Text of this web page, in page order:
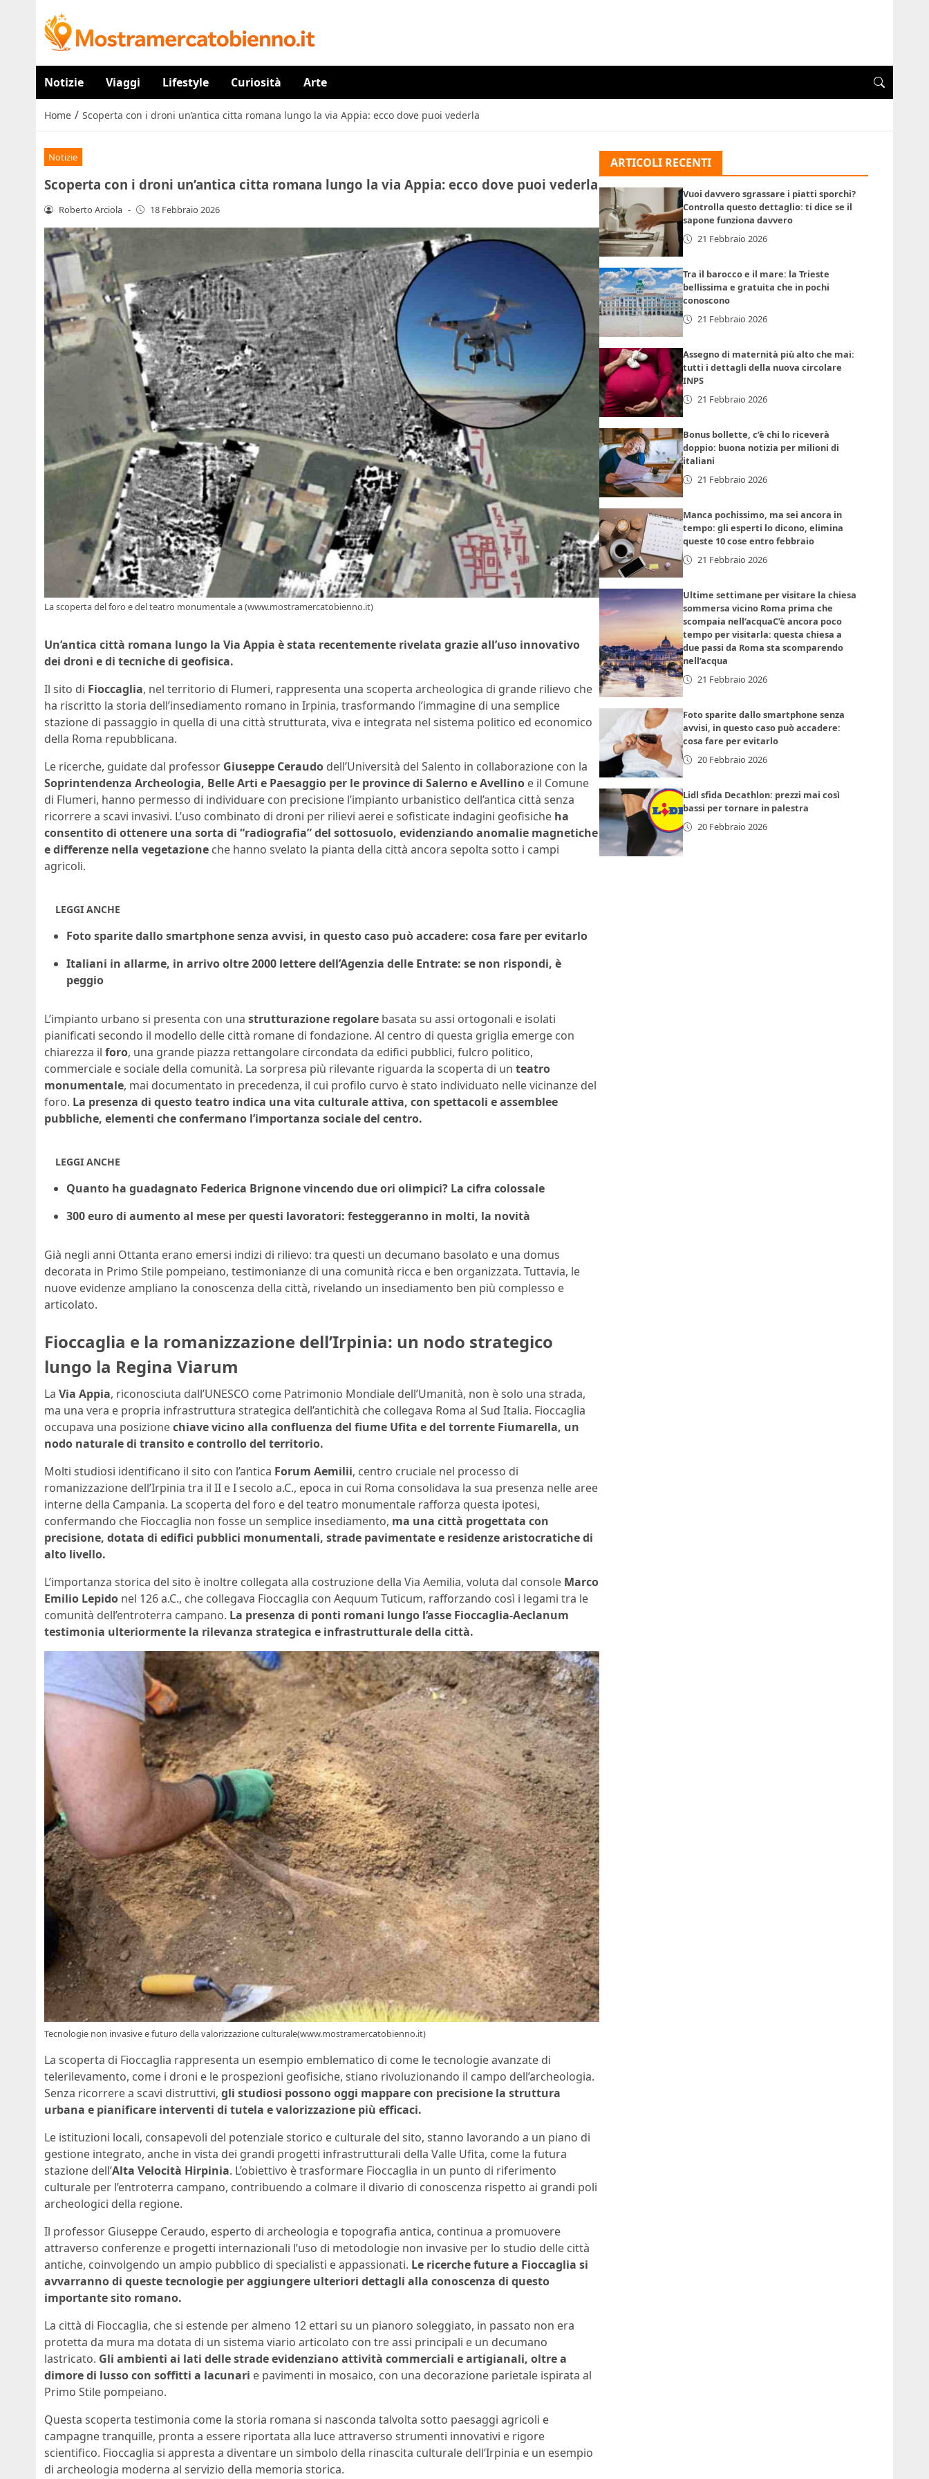
Notizie Viaggi Lifestyle Curiosità Arte
Home / Scoperta con i droni un’antica citta romana lungo la via Appia: ecco dove puoi vederla
Notizie
Scoperta con i droni un’antica citta romana lungo la via Appia: ecco dove puoi vederla
Roberto Arciola - 18 Febbraio 2026
La scoperta del foro e del teatro monumentale a (www.mostramercatobienno.it)
Un’antica città romana lungo la Via Appia è stata recentemente rivelata grazie all’uso innovativo
dei droni e di tecniche di geofisica.
Il sito di Fioccaglia, nel territorio di Flumeri, rappresenta una scoperta archeologica di grande rilievo che
ha riscritto la storia dell’insediamento romano in Irpinia, trasformando l’immagine di una semplice
stazione di passaggio in quella di una città strutturata, viva e integrata nel sistema politico ed economico
della Roma repubblicana.
Le ricerche, guidate dal professor Giuseppe Ceraudo dell’Università del Salento in collaborazione con la
Soprintendenza Archeologia, Belle Arti e Paesaggio per le province di Salerno e Avellino e il Comune
di Flumeri, hanno permesso di individuare con precisione l’impianto urbanistico dell’antica città senza
ricorrere a scavi invasivi. L’uso combinato di droni per rilievi aerei e sofisticate indagini geofisiche ha
consentito di ottenere una sorta di “radiografia” del sottosuolo, evidenziando anomalie magnetiche
e differenze nella vegetazione che hanno svelato la pianta della città ancora sepolta sotto i campi
agricoli.
LEGGI ANCHE
Foto sparite dallo smartphone senza avvisi, in questo caso può accadere: cosa fare per evitarlo
Italiani in allarme, in arrivo oltre 2000 lettere dell’Agenzia delle Entrate: se non rispondi, è
peggio
L’impianto urbano si presenta con una strutturazione regolare basata su assi ortogonali e isolati
pianificati secondo il modello delle città romane di fondazione. Al centro di questa griglia emerge con
chiarezza il foro, una grande piazza rettangolare circondata da edifici pubblici, fulcro politico,
commerciale e sociale della comunità. La sorpresa più rilevante riguarda la scoperta di un teatro
monumentale, mai documentato in precedenza, il cui profilo curvo è stato individuato nelle vicinanze del
foro. La presenza di questo teatro indica una vita culturale attiva, con spettacoli e assemblee
pubbliche, elementi che confermano l’importanza sociale del centro.
LEGGI ANCHE
Quanto ha guadagnato Federica Brignone vincendo due ori olimpici? La cifra colossale
300 euro di aumento al mese per questi lavoratori: festeggeranno in molti, la novità
Già negli anni Ottanta erano emersi indizi di rilievo: tra questi un decumano basolato e una domus
decorata in Primo Stile pompeiano, testimonianze di una comunità ricca e ben organizzata. Tuttavia, le
nuove evidenze ampliano la conoscenza della città, rivelando un insediamento ben più complesso e
articolato.
Fioccaglia e la romanizzazione dell’Irpinia: un nodo strategico
lungo la Regina Viarum
La Via Appia, riconosciuta dall’UNESCO come Patrimonio Mondiale dell’Umanità, non è solo una strada,
ma una vera e propria infrastruttura strategica dell’antichità che collegava Roma al Sud Italia. Fioccaglia
occupava una posizionechiave vicino alla confluenza del fiume Ufita e del torrente Fiumarella, un
nodo naturale di transito e controllo del territorio.
Molti studiosi identificano il sito con l’antica Forum Aemilii, centro cruciale nel processo di
romanizzazione dell’Irpinia tra il II e I secolo a.C., epoca in cui Roma consolidava la sua presenza nelle aree
interne della Campania. La scoperta del foro e del teatro monumentale rafforza questa ipotesi,
confermando che Fioccaglia non fosse un semplice insediamento, ma una città progettata con
precisione, dotata di edifici pubblici monumentali, strade pavimentate e residenze aristocratiche di
alto livello.
L’importanza storica del sito è inoltre collegata alla costruzione della Via Aemilia, voluta dal console Marco
Emilio Lepido nel 126 a.C., che collegava Fioccaglia con Aequum Tuticum, rafforzando così i legami tra le
comunità dell’entroterra campano. La presenza di ponti romani lungo l’asse Fioccaglia-Aeclanum
testimonia ulteriormente la rilevanza strategica e infrastrutturale della città.
Tecnologie non invasive e futuro della valorizzazione culturale(www.mostramercatobienno.it)
La scoperta di Fioccaglia rappresenta un esempio emblematico di come le tecnologie avanzate di
telerilevamento, come i droni e le prospezioni geofisiche, stiano rivoluzionando il campo dell’archeologia.
Senza ricorrere a scavi distruttivi, gli studiosi possono oggi mappare con precisione la struttura
urbana e pianificare interventi di tutela e valorizzazione più efficaci.
Le istituzioni locali, consapevoli del potenziale storico e culturale del sito, stanno lavorando a un piano di
gestione integrato, anche in vista dei grandi progetti infrastrutturali della Valle Ufita, come la futura
stazione dell’Alta Velocità Hirpinia. L’obiettivo è trasformare Fioccaglia in un punto di riferimento
culturale per l’entroterra campano, contribuendo a colmare il divario di conoscenza rispetto ai grandi poli
archeologici della regione.
Il professor Giuseppe Ceraudo, esperto di archeologia e topografia antica, continua a promuovere
attraverso conferenze e progetti internazionali l’uso di metodologie non invasive per lo studio delle città
antiche, coinvolgendo un ampio pubblico di specialisti e appassionati. Le ricerche future a Fioccaglia si
avvarranno di queste tecnologie per aggiungere ulteriori dettagli alla conoscenza di questo
importante sito romano.
La città di Fioccaglia, che si estende per almeno 12 ettari su un pianoro soleggiato, in passato non era
protetta da mura ma dotata di un sistema viario articolato con tre assi principali e un decumano
lastricato. Gli ambienti ai lati delle strade evidenziano attività commerciali e artigianali, oltre a
dimore di lusso con soffitti a lacunari e pavimenti in mosaico, con una decorazione parietale ispirata al
Primo Stile pompeiano.
Questa scoperta testimonia come la storia romana si nasconda talvolta sotto paesaggi agricoli e
campagne tranquille, pronta a essere riportata alla luce attraverso strumenti innovativi e rigore
scientifico. Fioccaglia si appresta a diventare un simbolo della rinascita culturale dell’Irpinia e un esempio
di archeologia moderna al servizio della memoria storica.
ARTICOLI RECENTI
Vuoi davvero sgrassare i piatti sporchi?
Controlla questo dettaglio: ti dice se il
sapone funziona davvero
21 Febbraio 2026
Tra il barocco e il mare: la Trieste
bellissima e gratuita che in pochi
conoscono
21 Febbraio 2026
Assegno di maternità più alto che mai:
tutti i dettagli della nuova circolare
INPS
21 Febbraio 2026
Bonus bollette, c’è chi lo riceverà
doppio: buona notizia per milioni di
italiani
21 Febbraio 2026
Manca pochissimo, ma sei ancora in
tempo: gli esperti lo dicono, elimina
queste 10 cose entro febbraio
21 Febbraio 2026
Ultime settimane per visitare la chiesa
sommersa vicino Roma prima che
scompaia nell’acquaC’è ancora poco
tempo per visitarla: questa chiesa a
due passi da Roma sta scomparendo
nell’acqua
21 Febbraio 2026
Foto sparite dallo smartphone senza
avvisi, in questo caso può accadere:
cosa fare per evitarlo
20 Febbraio 2026
Lidl sfida Decathlon: prezzi mai così
bassi per tornare in palestra
20 Febbraio 2026